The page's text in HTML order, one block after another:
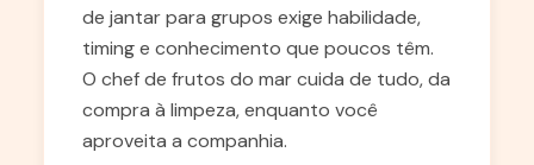
de jantar para grupos exige habilidade,
timing e conhecimento que poucos têm.
O chef de frutos do mar cuida de tudo, da
compra à limpeza, enquanto você
aproveita a companhia.